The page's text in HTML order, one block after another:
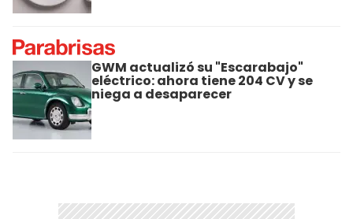
GWM actualizó su "Escarabajo"
eléctrico: ahora tiene 204 CV y se
niega a desaparecer